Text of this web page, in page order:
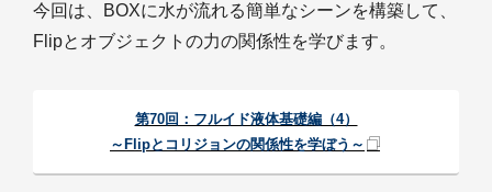
今回は、BOXに水が流れる簡単なシーンを構築して、
Flipとオブジェクトの力の関係性を学びます。
第70回：フルイド液体基礎編（4）
～Flipとコリジョンの関係性を学ぼう～